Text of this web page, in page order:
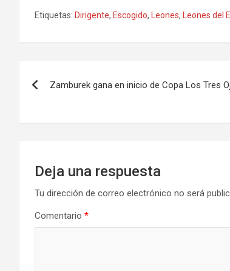
Etiquetas: Dirigente, Escogido, Leones, Leones del
de
entradas
Zamburek gana en inicio de Copa Los Tres
Deja una respuesta
Tu dirección de correo electrónico no será
Comentario *